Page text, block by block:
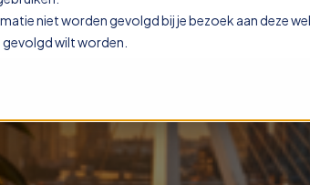
niet worden gevolgd bij je bezoek aan deze
wilt worden.
rolt maar door: de